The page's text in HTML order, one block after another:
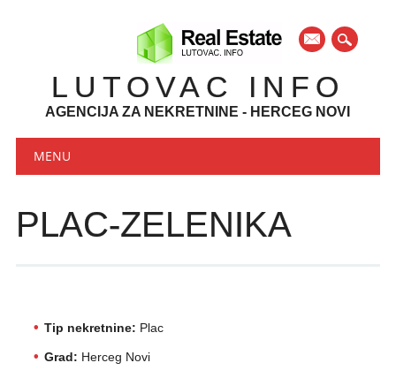
mail
LUTOVAC INFO
AGENCIJA ZA NEKRETNINE - HERCEG NOVI
Main menu
MENU
PLAC-ZELENIKA
Tip nekretnine: Plac
Grad: Herceg Novi